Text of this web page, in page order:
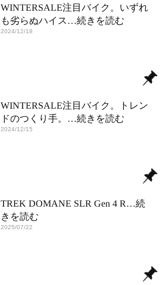
WINTERSALE注目バイク。いずれ
も劣らぬハイス …続きを読む
2024/12/18
WINTERSALE注目バイク。トレン
ドのつくり手。 …続きを読む
2024/12/15
TREK DOMANE SLR Gen 4 R …続
きを読む
2025/07/22